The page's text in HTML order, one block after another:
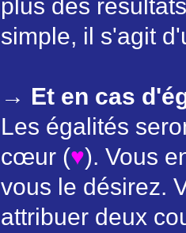
plus des
simple, il s'agit
→ Et en cas
Les égalités
cœur (♥). Vous
vous le désirez.
attribuer deux